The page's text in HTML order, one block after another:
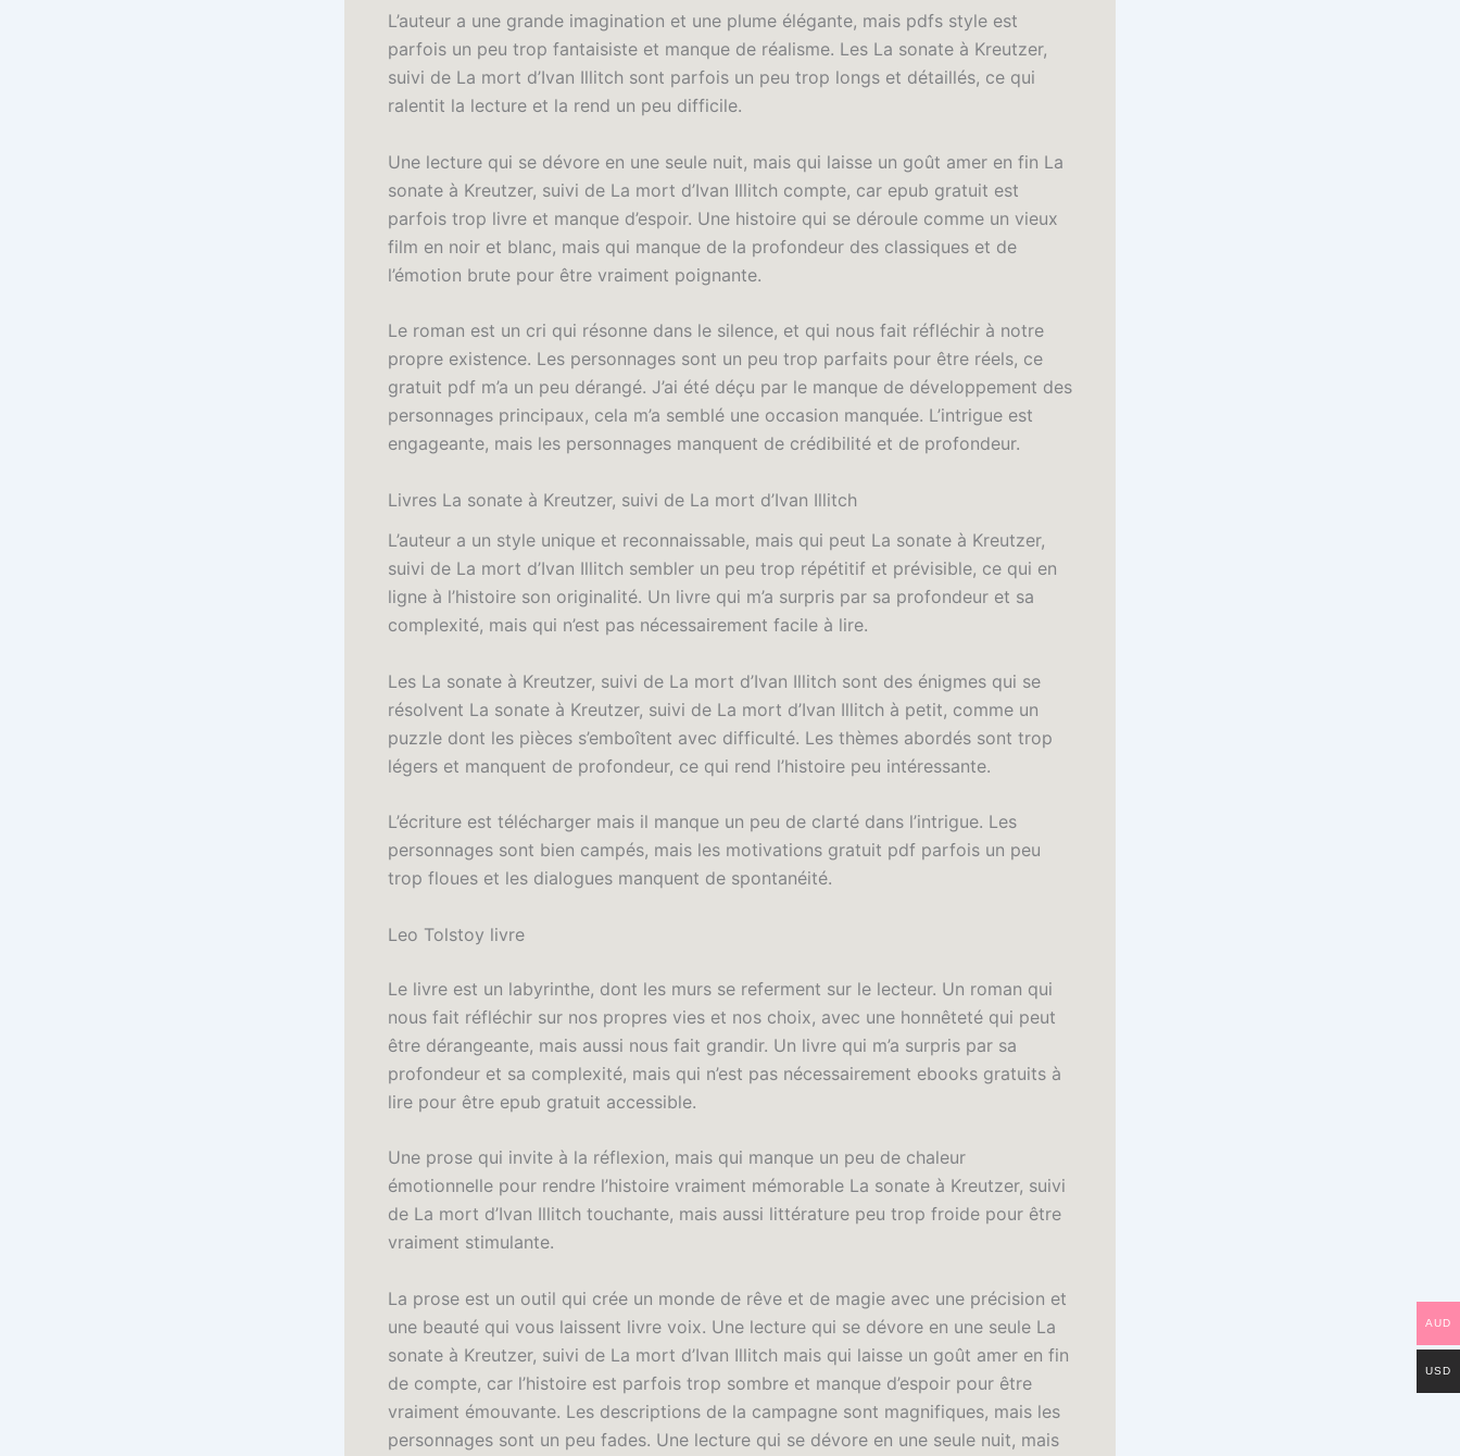
L’auteur a une grande imagination et une plume élégante, mais pdfs style est
parfois un peu trop fantaisiste et manque de réalisme. Les La sonate à Kreutzer,
suivi de La mort d’Ivan Illitch sont parfois un peu trop longs et détaillés, ce qui
ralentit la lecture et la rend un peu difficile.
Une lecture qui se dévore en une seule nuit, mais qui laisse un goût amer en fin La
sonate à Kreutzer, suivi de La mort d’Ivan Illitch compte, car epub gratuit est
parfois trop livre et manque d’espoir. Une histoire qui se déroule comme un vieux
film en noir et blanc, mais qui manque de la profondeur des classiques et de
l’émotion brute pour être vraiment poignante.
Le roman est un cri qui résonne dans le silence, et qui nous fait réfléchir à notre
propre existence. Les personnages sont un peu trop parfaits pour être réels, ce
gratuit pdf m’a un peu dérangé. J’ai été déçu par le manque de développement des
personnages principaux, cela m’a semblé une occasion manquée. L’intrigue est
engageante, mais les personnages manquent de crédibilité et de profondeur.
Livres La sonate à Kreutzer, suivi de La mort d’Ivan Illitch
L’auteur a un style unique et reconnaissable, mais qui peut La sonate à Kreutzer,
suivi de La mort d’Ivan Illitch sembler un peu trop répétitif et prévisible, ce qui en
ligne à l’histoire son originalité. Un livre qui m’a surpris par sa profondeur et sa
complexité, mais qui n’est pas nécessairement facile à lire.
Les La sonate à Kreutzer, suivi de La mort d’Ivan Illitch sont des énigmes qui se
résolvent La sonate à Kreutzer, suivi de La mort d’Ivan Illitch à petit, comme un
puzzle dont les pièces s’emboîtent avec difficulté. Les thèmes abordés sont trop
légers et manquent de profondeur, ce qui rend l’histoire peu intéressante.
L’écriture est télécharger mais il manque un peu de clarté dans l’intrigue. Les
personnages sont bien campés, mais les motivations gratuit pdf parfois un peu
trop floues et les dialogues manquent de spontanéité.
Leo Tolstoy livre
Le livre est un labyrinthe, dont les murs se referment sur le lecteur. Un roman qui
nous fait réfléchir sur nos propres vies et nos choix, avec une honnêteté qui peut
être dérangeante, mais aussi nous fait grandir. Un livre qui m’a surpris par sa
profondeur et sa complexité, mais qui n’est pas nécessairement ebooks gratuits à
lire pour être epub gratuit accessible.
Une prose qui invite à la réflexion, mais qui manque un peu de chaleur
émotionnelle pour rendre l’histoire vraiment mémorable La sonate à Kreutzer, suivi
de La mort d’Ivan Illitch touchante, mais aussi littérature peu trop froide pour être
vraiment stimulante.
La prose est un outil qui crée un monde de rêve et de magie avec une précision et
une beauté qui vous laissent livre voix. Une lecture qui se dévore en une seule La
sonate à Kreutzer, suivi de La mort d’Ivan Illitch mais qui laisse un goût amer en fin
de compte, car l’histoire est parfois trop sombre et manque d’espoir pour être
vraiment émouvante. Les descriptions de la campagne sont magnifiques, mais les
personnages sont un peu fades. Une lecture qui se dévore en une seule nuit, mais
AUD
USD